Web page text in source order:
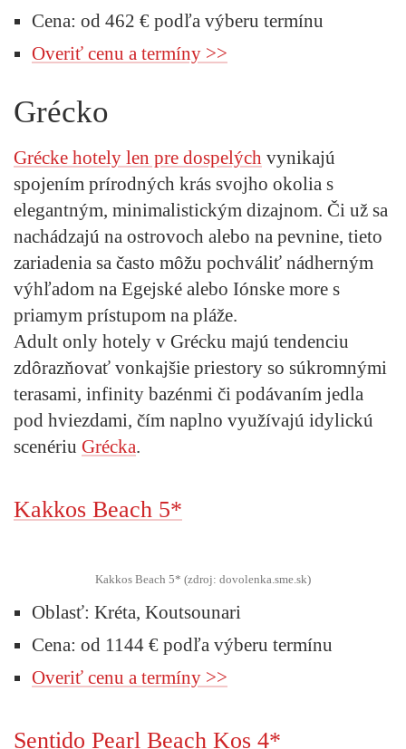
Cena: od 462 € podľa výberu termínu
Overiť cenu a termíny >>
Grécko
Grécke hotely len pre dospelých vynikajú
spojením prírodných krás svojho okolia s
elegantným, minimalistickým dizajnom. Či už sa
nachádzajú na ostrovoch alebo na pevnine, tieto
zariadenia sa často môžu pochváliť nádherným
výhľadom na Egejské alebo Iónske more s
priamym prístupom na pláže.
Adult only hotely v Grécku majú tendenciu
zdôrazňovať vonkajšie priestory so súkromnými
terasami, infinity bazénmi či podávaním jedla
pod hviezdami, čím naplno využívajú idylickú
scenériu Grécka.
Kakkos Beach 5*
Kakkos Beach 5* (zdroj: dovolenka.sme.sk)
Oblasť: Kréta, Koutsounari
Cena: od 1144 € podľa výberu termínu
Overiť cenu a termíny >>
Sentido Pearl Beach Kos 4*